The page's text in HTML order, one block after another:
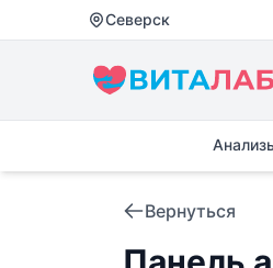
Северск
Вернуться